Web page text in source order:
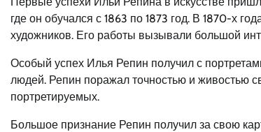
где он обучался с 1863 по 1873 год. В 1870-х
художников. Его работы вызывали большой
Особый успех Илья Репин получил с
людей. Репин поражал точностью и живостью
портретируемых.
Большое признание Репин получил за свою